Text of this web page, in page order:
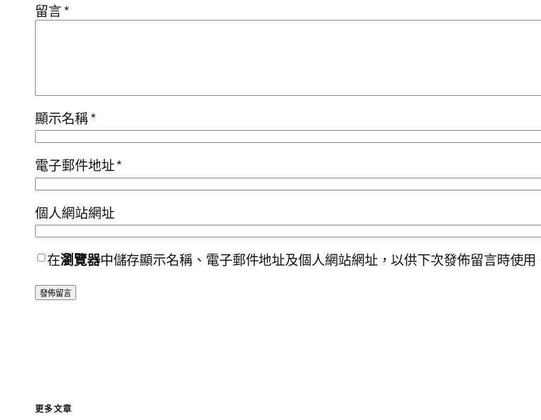
留言*
顯示名稱*
電子郵件地址*
個人網站網址
在瀏覽器中儲存顯示名稱、電子郵件地址及個人網站網址，以供下次發佈留言時使用
更多文章